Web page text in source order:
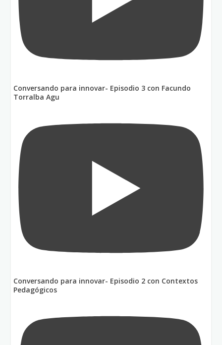
Conversando para innovar- Episodio 3 con Facundo
Torralba Agu
Conversando para innovar- Episodio 2 con Contextos
Pedagógicos